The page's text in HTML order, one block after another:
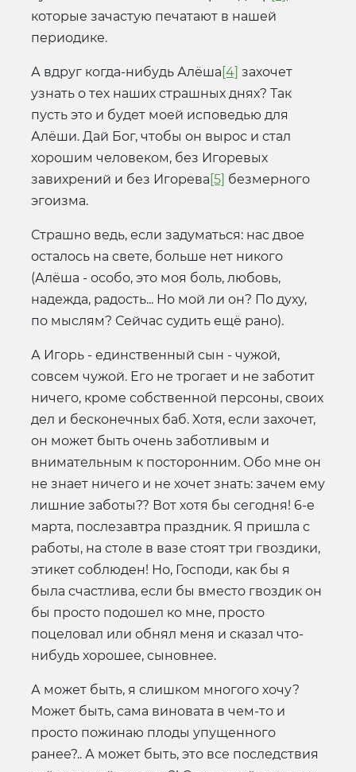
которые зачастую печатают в нашей
периодике.
А вдруг когда-нибудь Алёша [4] захочет
узнать о тех наших страшных днях? Так
пусть это и будет моей исповедью для
Алёши. Дай Бог, чтобы он вырос и стал
хорошим человеком, без Игоревых
завихрений и без Игорева [5] безмерного
эгоизма.
Страшно ведь, если задуматься: нас двое
осталось на свете, больше нет никого
(Алёша - особо, это моя боль, любовь,
надежда, радость... Но мой ли он? По духу,
по мыслям? Сейчас судить ещё рано).
А Игорь - единственный сын - чужой,
совсем чужой. Его не трогает и не заботит
ничего, кроме собственной персоны, своих
дел и бесконечных баб. Хотя, если захочет,
он может быть очень заботливым и
внимательным к посторонним. Обо мне он
не знает ничего и не хочет знать: зачем ему
лишние заботы?? Вот хотя бы сегодня! 6-е
марта, послезавтра праздник. Я пришла с
работы, на столе в вазе стоят три гвоздики,
этикет соблюден! Но, Господи, как бы я
была счастлива, если бы вместо гвоздик он
бы просто подошел ко мне, просто
поцеловал или обнял меня и сказал что-
нибудь хорошее, сыновнее.
А может быть, я слишком многого хочу?
Может быть, сама виновата в чем-то и
просто пожинаю плоды упущенного
ранее?.. А может быть, это все последствия